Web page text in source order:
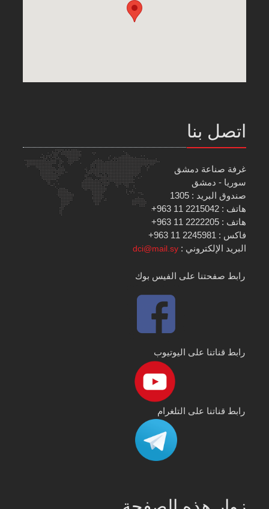
اتصل بنا
غرفة صناعة دمشق
سوريا - دمشق
صندوق البريد : 1305
هاتف : 2215042 11 963+
هاتف : 2222205 11 963+
فاكس : 2245981 11 963+
البريد الإلكتروني :dci@mail.sy
رابط صفحتنا على الفيس بوك
رابط قناتنا على اليوتيوب
رابط قناتنا على التلغرام